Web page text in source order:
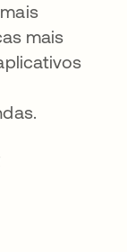
mais